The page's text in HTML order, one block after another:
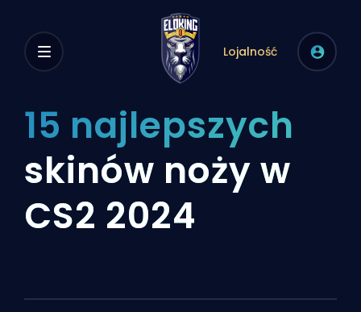
Lojalność
15 najlepszych
skinów noży w
CS2 2024